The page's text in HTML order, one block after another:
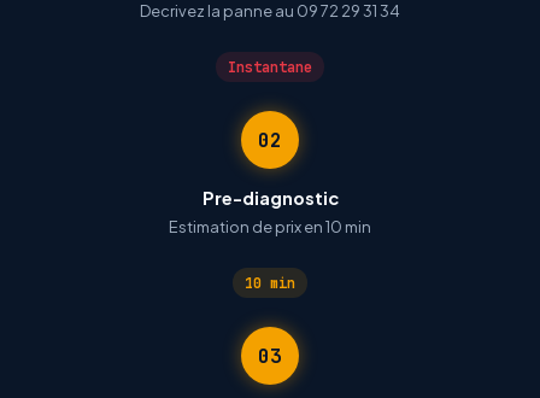
Decrivez la panne au 09 72 29 31 34
Instantane
02
Pre-diagnostic
Estimation de prix en 10 min
10 min
03